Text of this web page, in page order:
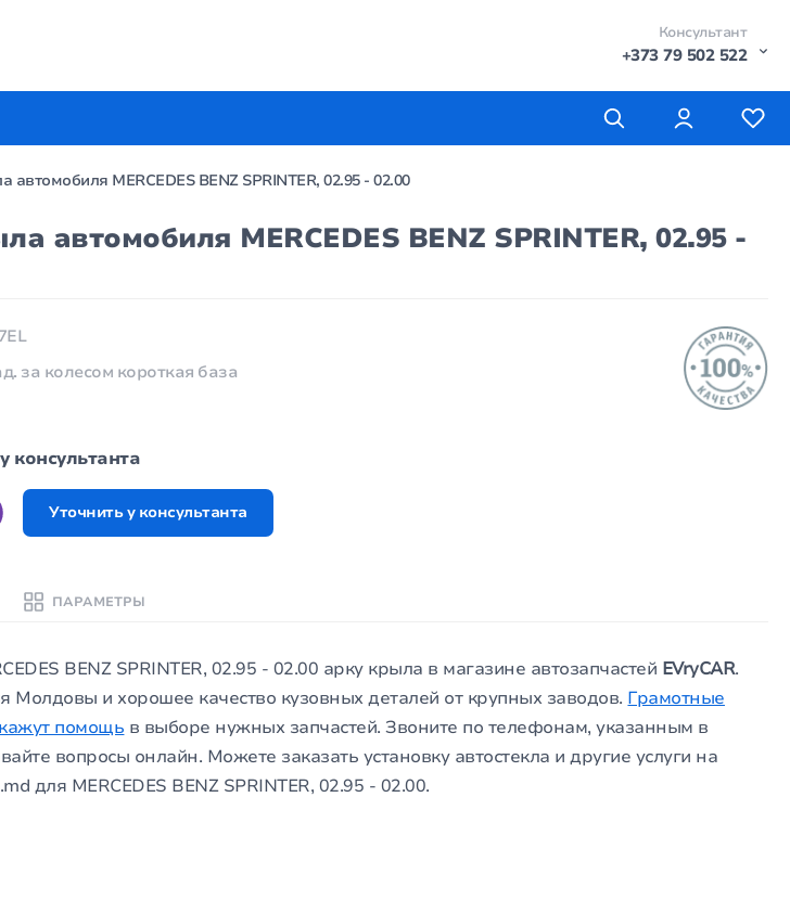
Консультант
+373 79 502 522
автомобиля MERCEDES BENZ SPRINTER, 02.95 - 02.00
автомобиля MERCEDES BENZ SPRINTER, 02.95 -
за колесом короткая база
консультанта
Уточнить у консультанта
ПАРАМЕТРЫ
BENZ SPRINTER, 02.95 - 02.00 арку крыла в магазине автозапчастей EVryCAR.
Молдовы и хорошее качество кузовных деталей от крупных заводов. Грамотные
помощь в выборе нужных запчастей. Звоните по телефонам, указанным в
вопросы онлайн. Можете заказать установку автостекла и другие услуги на
для MERCEDES BENZ SPRINTER, 02.95 - 02.00.